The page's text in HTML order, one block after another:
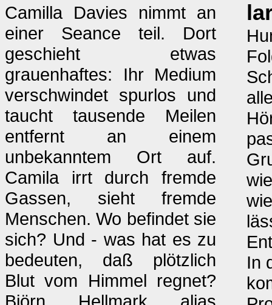
Camilla Davies nimmt an
einer Seance teil. Dort
geschieht etwas
grauenhaftes: Ihr Medium
verschwindet spurlos und
taucht tausende Meilen
entfernt an einem
unbekanntem Ort auf.
Camila irrt durch fremde
Gassen, sieht fremde
Menschen. Wo befindet sie
sich? Und - was hat es zu
bedeuten, daß plötzlich
Blut vom Himmel regnet?
In